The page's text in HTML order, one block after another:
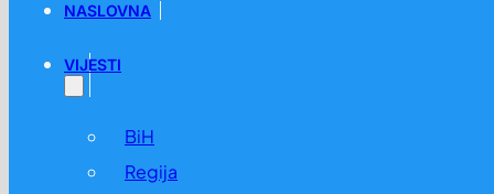
NASLOVNA
VIJESTI
BiH
Regija